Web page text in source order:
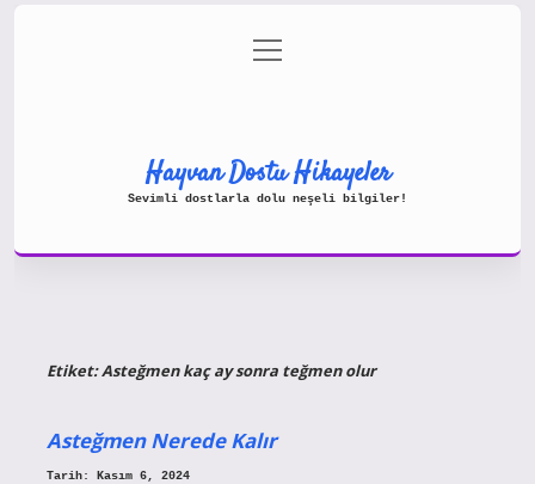
Gizlilik Politikası
menüyü
aç
Hayvan Dostu Hikayeler
Sevimli dostlarla dolu neşeli bilgiler!
Etiket:Asteğmen kaç ay sonra teğmen olur
Asteğmen Nerede Kalır
Tarih: Kasım 6, 2024